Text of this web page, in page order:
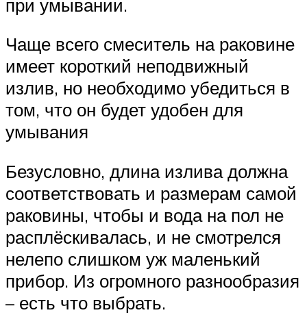
при умывании.
Чаще всего смеситель на раковине
имеет короткий неподвижный
излив, но необходимо убедиться в
том, что он будет удобен для
умывания
Безусловно, длина излива должна
соответствовать и размерам самой
раковины, чтобы и вода на пол не
расплёскивалась, и не смотрелся
нелепо слишком уж маленький
прибор. Из огромного разнообразия
– есть что выбрать.